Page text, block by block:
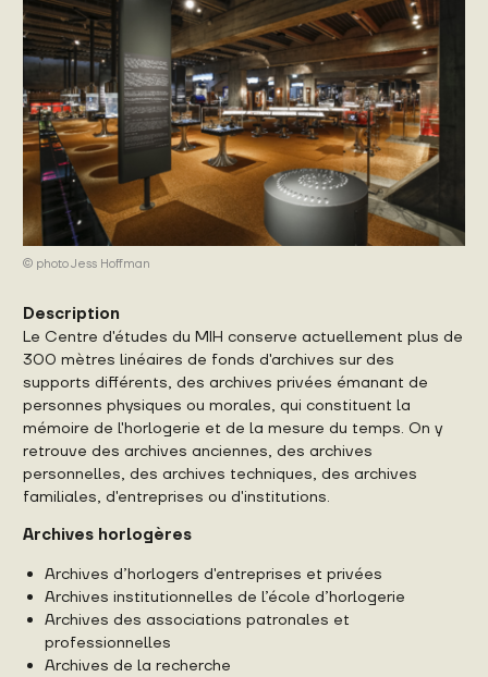
© photo Jess Hoffman
Description
Le Centre d'études du MIH conserve actuellement plus de
300 mètres linéaires de fonds d'archives sur des
supports différents, des archives privées émanant de
personnes physiques ou morales, qui constituent la
mémoire de l'horlogerie et de la mesure du temps. On y
retrouve des archives anciennes, des archives
personnelles, des archives techniques, des archives
familiales, d'entreprises ou d'institutions.
Archives horlogères
Archives d’horlogers d'entreprises et privées
Archives institutionnelles de l’école d’horlogerie
Archives des associations patronales et
professionnelles
Archives de la recherche